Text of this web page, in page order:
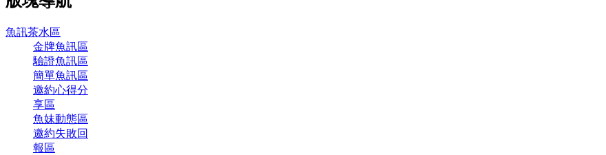
魚訊茶水區
金牌魚訊區
驗證魚訊區
簡單魚訊區
邀約心得分
享區
魚妹動態區
邀約失敗回
報區